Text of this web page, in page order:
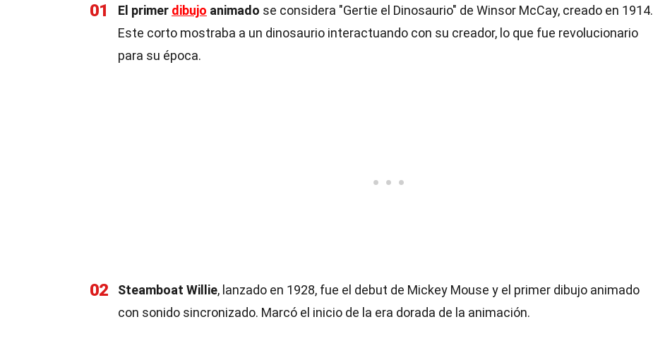
01 El primer dibujo animado se considera "Gertie el Dinosaurio" de Winsor McCay, creado en 1914.
Este corto mostraba a un dinosaurio interactuando con su creador, lo que fue revolucionario
para su época.
02 Steamboat Willie, lanzado en 1928, fue el debut de Mickey Mouse y el primer dibujo animado
con sonido sincronizado. Marcó el inicio de la era dorada de la animación.